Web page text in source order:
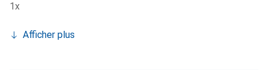
1x
Afficher plus